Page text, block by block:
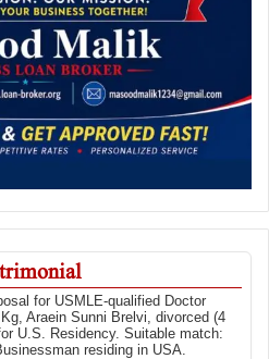
for USMLE-qualified Doctor
Araein Sunni Brelvi, divorced (4
U.S. Residency. Suitable match:
residing in USA.